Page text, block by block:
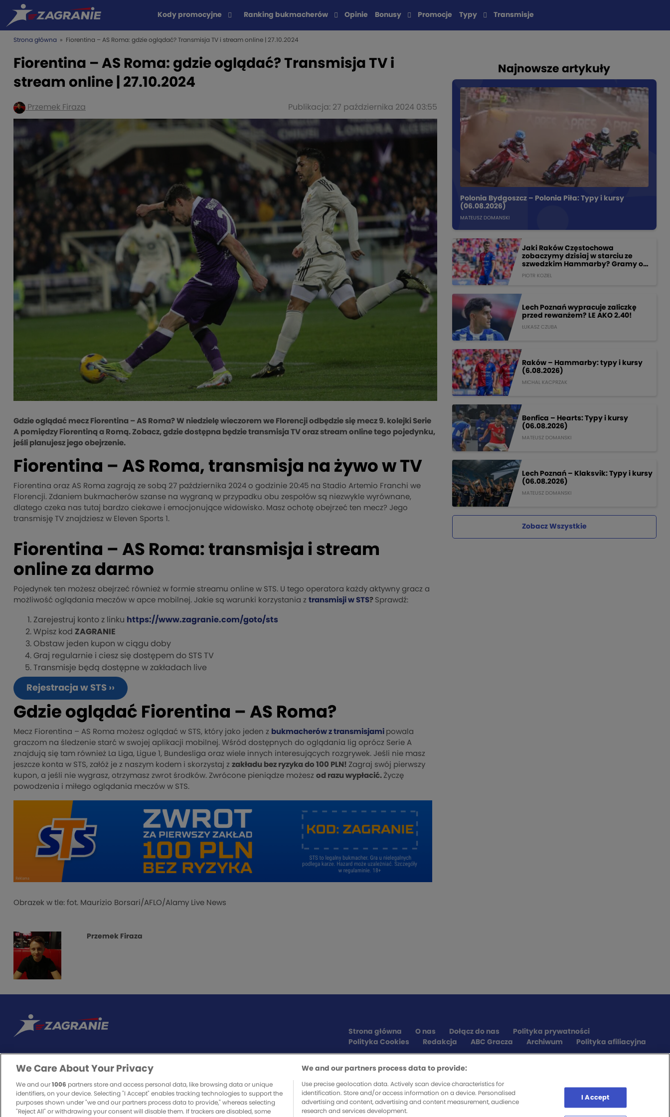
Kody promocyjne Ranking bukmacherów Opinie Bonusy Promocje Typy Transmisje
Strona główna » Fiorentina – AS Roma: gdzie oglądać? Transmisja TV i stream online | 27.10.2024
Fiorentina – AS Roma: gdzie oglądać? Transmisja TV i
stream online | 27.10.2024
Przemek Firaza Publikacja: 27 października 2024 03:55
Gdzie oglądać mecz Fiorentina – AS Roma? W niedzielę wieczorem we Florencji odbędzie się mecz 9. kolejki Serie
A pomiędzy Fiorentiną a Romą. Zobacz, gdzie dostępna będzie transmisja TV oraz stream online tego pojedynku,
jeśli planujesz jego obejrzenie.
Fiorentina – AS Roma, transmisja na żywo w TV
Fiorentina oraz AS Roma zagrają ze sobą 27 października 2024 o godzinie 20:45 na Stadio Artemio Franchi we
Florencji. Zdaniem bukmacherów szanse na wygraną w przypadku obu zespołów są niezwykle wyrównane,
dlatego czeka nas tutaj bardzo ciekawe i emocjonujące widowisko. Masz ochotę obejrzeć ten mecz? Jego
transmisję TV znajdziesz w Eleven Sports 1.
Fiorentina – AS Roma: transmisja i stream
online za darmo
Pojedynek ten możesz obejrzeć również w formie streamu online w STS. U tego operatora każdy aktywny gracz a
możliwość oglądania meczów w apce mobilnej. Jakie są warunki korzystania z transmisji w STS? Sprawdź:
Zarejestruj konto z linku https://www.zagranie.com/goto/sts
Wpisz kod ZAGRANIE
Obstaw jeden kupon w ciągu doby
Graj regularnie i ciesz się dostępem do STS TV
Transmisje będą dostępne w zakładach live
Rejestracja w STS ››
Gdzie oglądać Fiorentina – AS Roma?
Mecz Fiorentina – AS Roma możesz oglądać w STS, który jako jeden z bukmacherów z transmisjami powala
graczom na śledzenie starć w swojej aplikacji mobilnej. Wśród dostępnych do oglądania lig oprócz Serie A
znajdują się tam również La Liga, Ligue 1, Bundesliga oraz wiele innych interesujących rozgrywek. Jeśli nie masz
jeszcze konta w STS, załóż je z naszym kodem i skorzystaj z zakładu bez ryzyka do 100 PLN! Zagraj swój pierwszy
kupon, a jeśli nie wygrasz, otrzymasz zwrot środków. Zwrócone pieniądze możesz od razu wypłacić. Życzę
powodzenia i miłego oglądania meczów w STS.
Obrazek w tle: fot. Maurizio Borsari/AFLO/Alamy Live News
Przemek Firaza
Najnowsze artykuły
Polonia Bydgoszcz – Polonia Piła: Typy i kursy
(06.08.2026)
MATEUSZ DOMANSKI
Jaki Raków Częstochowa
zobaczymy dzisiaj w starciu ze
szwedzkim Hammarby? Gramy o
PIOTR KOZIEL
Lech Poznań wypracuje zaliczkę
przed rewanżem? LE AKO 2.40!
ŁUKASZ CZUBA
Raków – Hammarby: typy i kursy
(6.08.2026)
MICHAL KACPRZAK
Benfica – Hearts: Typy i kursy
(06.08.2026)
MATEUSZ DOMANSKI
Lech Poznań – Klaksvik: Typy i kursy
(06.08.2026)
MATEUSZ DOMANSKI
Zobacz Wszystkie
Strona główna O nas Dołącz do nas
Polityka prywatności
Polityka Cookies
Redakcja ABC Gracza Archiwum Polityka afiliacyjna
ODPOWIEDZIALNA GRA SPONSORZY SERWISU
We Care About Your Privacy
We and our 1006 partners store and access personal data, like browsing data or unique
identifiers, on your device. Selecting "I Accept" enables tracking technologies to support the
purposes shown under "we and our partners process data to provide," whereas selecting
"Reject All" or withdrawing your consent will disable them. If trackers are disabled, some
We and our partners process data to provide:
Use precise geolocation data. Actively scan device characteristics for
identification. Store and/or access information on a device. Personalised
advertising and content, advertising and content measurement, audience
research and services development.
I Accept